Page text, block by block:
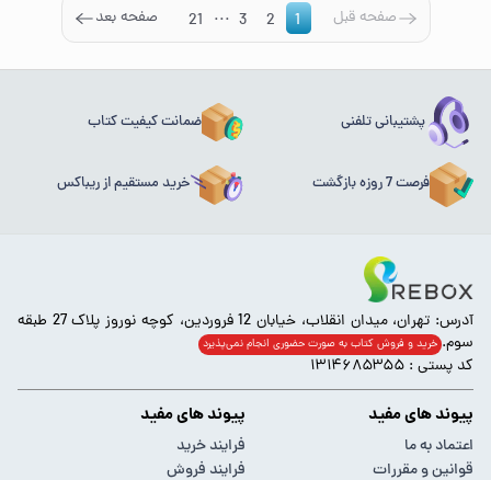
صفحه قبل 1
2
3
...
21 صفحه بعد
پشتیبانی تلفنی ضمانت کیفیت کتاب
فرصت 7 روزه بازگشت خرید مستقیم از ریباکس
آدرس: تهران، میدان انقلاب، خیابان 12 فروردین، کوچه نوروز پلاک 27 طبقه
سوم. خرید و فروش کتاب به صورت حضوری انجام‌ نمی‌پذیرد
کد پستی : ۱۳۱۴۶۸۵۳۵۵
پیوند های مفید
اعتماد به ما
قوانین و مقررات
پیوند های مفید
فرایند خرید
فرایند فروش